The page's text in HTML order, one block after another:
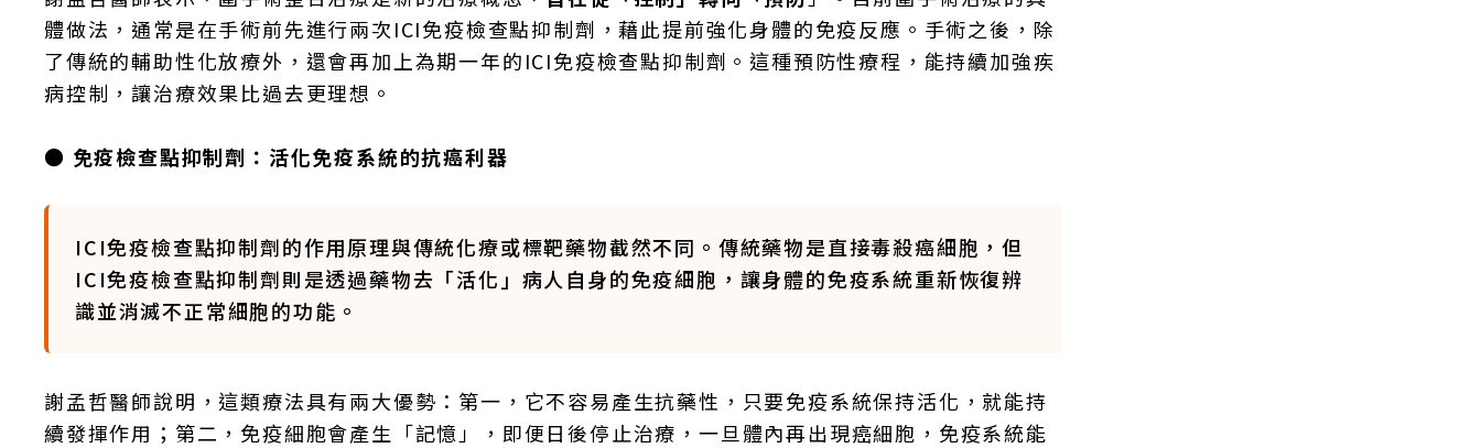
體做法，通常是在手術前先進行兩次ICI免疫檢查點抑制劑，藉此提前強化身體的免疫反應。手術之後，除
了傳統的輔助性化放療外，還會再加上為期一年的ICI免疫檢查點抑制劑。這種預防性療程，能持續加強疾
病控制，讓治療效果比過去更理想。
● 免疫檢查點抑制劑：活化免疫系統的抗癌利器
ICI免疫檢查點抑制劑的作用原理與傳統化療或標靶藥物截然不同。傳統藥物是直接毒殺癌細胞，但
ICI免疫檢查點抑制劑則是透過藥物去「活化」病人自身的免疫細胞，讓身體的免疫系統重新恢復辨
識並消滅不正常細胞的功能。
謝孟哲醫師說明，這類療法具有兩大優勢：第一，它不容易產生抗藥性，只要免疫系統保持活化，就能持
續發揮作用；第二，免疫細胞會產生「記憶」，即便日後停止治療，一旦體內再出現癌細胞，免疫系統能